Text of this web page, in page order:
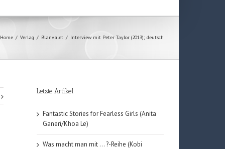
Home / Verlag / Blanvalet / Interview mit Peter Taylor (2013); deutsch
Letzte Artikel
Fantastic Stories for Fearless Girls (Anita
Ganeri/Khoa Le)
Was macht man mit … ?-Reihe (Kobi